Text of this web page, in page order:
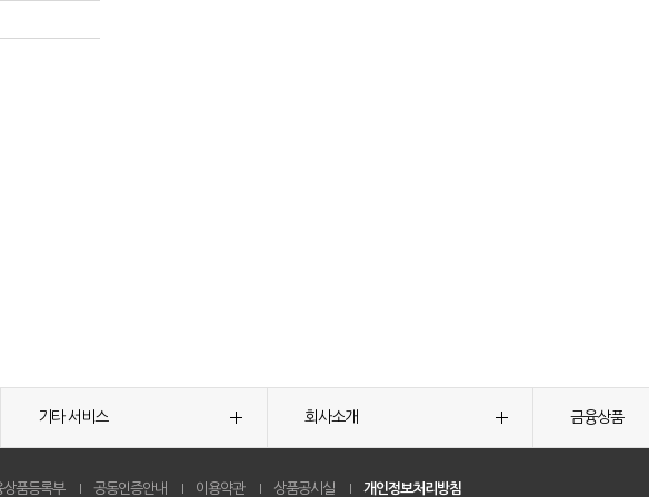
기타 서비스 회사소개 금융상품
상품등록부 공동인증안내 이용약관 상품공시실 개인정보처리방침